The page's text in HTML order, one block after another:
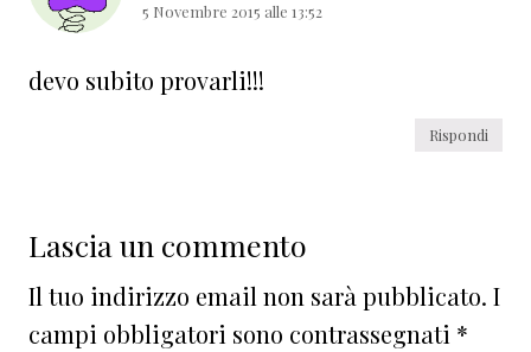
5 Novembre 2015 alle 13:52
devo subito provarli!!!
Rispondi
Lascia un commento
Il tuo indirizzo email non sarà pubblicato. I
campi obbligatori sono contrassegnati *